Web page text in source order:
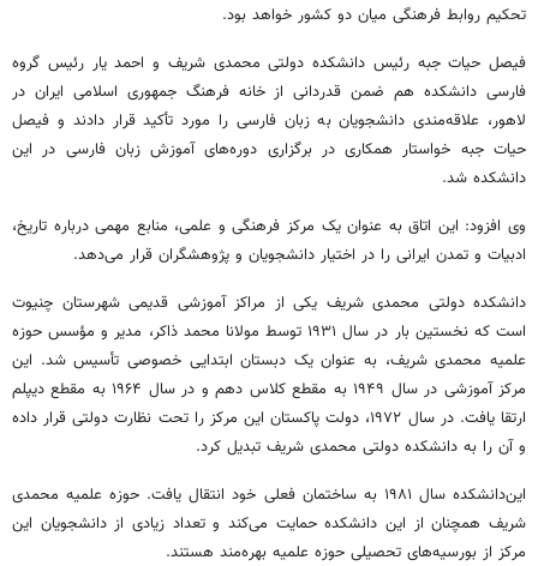
تحکیم روابط فرهنگی میان دو کشور خواهد بود.
فیصل حیات جبه رئیس دانشکده دولتی محمدی شریف و احمد یار رئیس گروه
فارسی دانشکده هم ضمن قدردانی از خانه فرهنگ جمهوری اسلامی ایران در
لاهور، علاقه‌مندی دانشجویان به زبان فارسی را مورد تأکید قرار دادند و فیصل
حیات جبه خواستار همکاری در برگزاری دوره‌های آموزش زبان فارسی در این
دانشکده شد.
وی افزود: این اتاق به عنوان یک مرکز فرهنگی و علمی، منابع مهمی درباره تاریخ،
ادبیات و تمدن ایرانی را در اختیار دانشجویان و پژوهشگران قرار می‌دهد.
دانشکده دولتی محمدی شریف یکی از مراکز آموزشی قدیمی شهرستان چنیوت
است که نخستین بار در سال ۱۹۳۱ توسط مولانا محمد ذاکر، مدیر و مؤسس حوزه
علمیه محمدی شریف، به عنوان یک دبستان ابتدایی خصوصی تأسیس شد. این
مرکز آموزشی در سال ۱۹۴۹ به مقطع کلاس دهم و در سال ۱۹۶۴ به مقطع دیپلم
ارتقا یافت. در سال ۱۹۷۲، دولت پاکستان این مرکز را تحت نظارت دولتی قرار داده
و آن را به دانشکده دولتی محمدی شریف تبدیل کرد.
این‌دانشکده سال ۱۹۸۱ به ساختمان فعلی خود انتقال یافت. حوزه علمیه محمدی
شریف همچنان از این دانشکده حمایت می‌کند و تعداد زیادی از دانشجویان این
مرکز از بورسیه‌های تحصیلی حوزه علمیه بهره‌مند هستند.